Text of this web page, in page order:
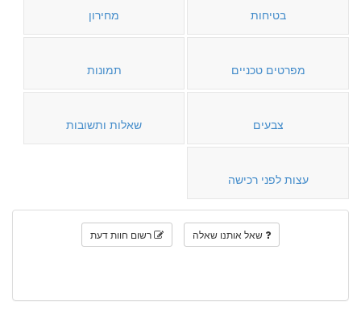
בטיחות מחירון
מפרטים טכניים תמונות
צבעים שאלות ותשובות
עצות לפני רכישה
שאל אותנו שאלה רשום חוות דעת